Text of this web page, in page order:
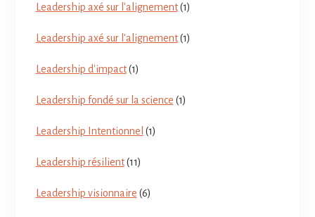
Leadership axé sur l'alignement(1)
Leadership axé sur l'alignement(1)
Leadership d'impact(1)
Leadership fondé sur la science (1)
Leadership Intentionnel (1)
Leadership résilient(11)
Leadership visionnaire (6)